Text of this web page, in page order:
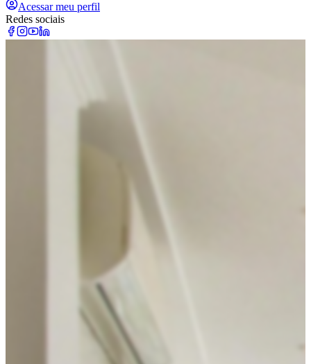
Acessar meu perfil
Redes sociais